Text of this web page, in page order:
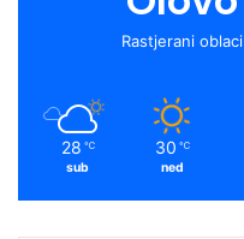
Rastjerani oblaci
28 ℃
sub
30 ℃
ned